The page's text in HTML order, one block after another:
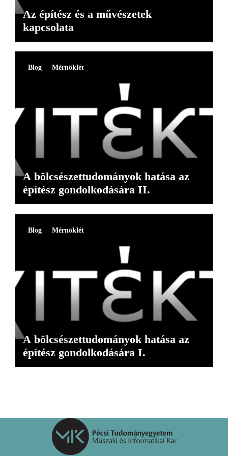
Az építész és a művészetek
kapcsolata
Blog Mérnöklét
A bölcsészettudományok hatása az
építész gondolkodására II.
Blog Mérnöklét
A bölcsészettudományok hatása az
építész gondolkodására I.